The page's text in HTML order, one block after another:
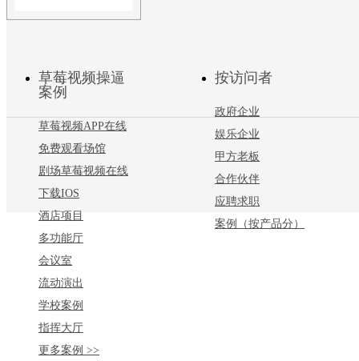
大器 PRS功放产品
草莓视频操逼
案例
草莓视频APP在线
免费观看场馆
剧场草莓视频在线
下载IOS
酒店项目
多功能厅
会议室
流动演出
学校案例
指挥大厅
更多案例 >>
按访问者
政府企业
娱乐企业
甲方老板
合作伙伴
应聘求职
案例（按产品分）